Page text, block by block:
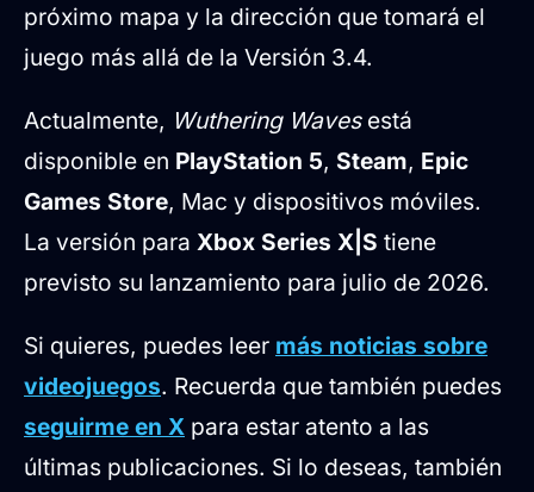
próximo mapa y la dirección que tomará el
juego más allá de la Versión 3.4.
Actualmente, Wuthering Wavesestá
disponible en PlayStation 5, Steam, Epic
Games Store, Mac y dispositivos móviles.
La versión para Xbox Series X|S tiene
previsto su lanzamiento para julio de 2026.
Si quieres, puedes leer más noticias sobre
videojuegos. Recuerda que también puedes
seguirme en X para estar atento a las
últimas publicaciones. Si lo deseas, también